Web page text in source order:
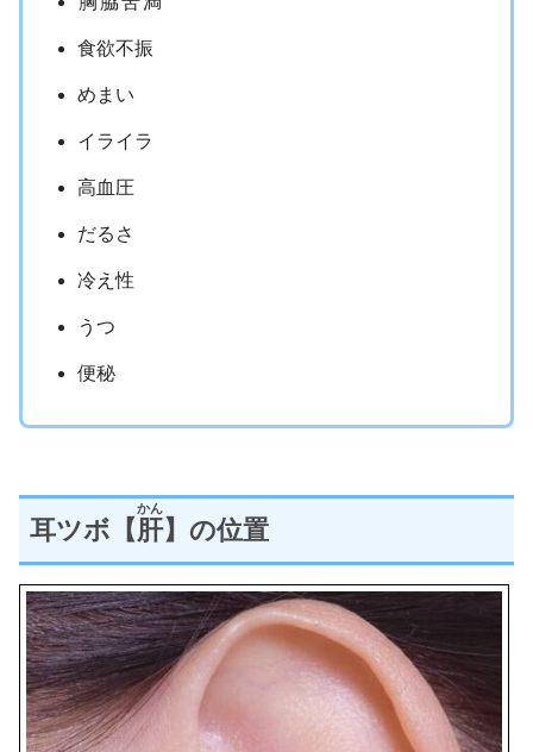
食欲不振
めまい
イライラ
高血圧
だるさ
冷え性
うつ
便秘
耳ツボ【肝
かん
】の位置